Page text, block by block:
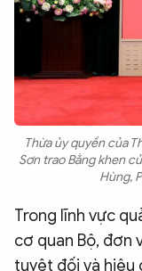
Thừa ủy quyền của
Sơn trao Bằng khen
Hùng,
Trong lĩnh vực
cơ quan Bộ, đơn
tuyệt đối và hiệu